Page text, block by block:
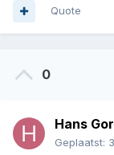
Quote
0
Hans
Geplaatst: